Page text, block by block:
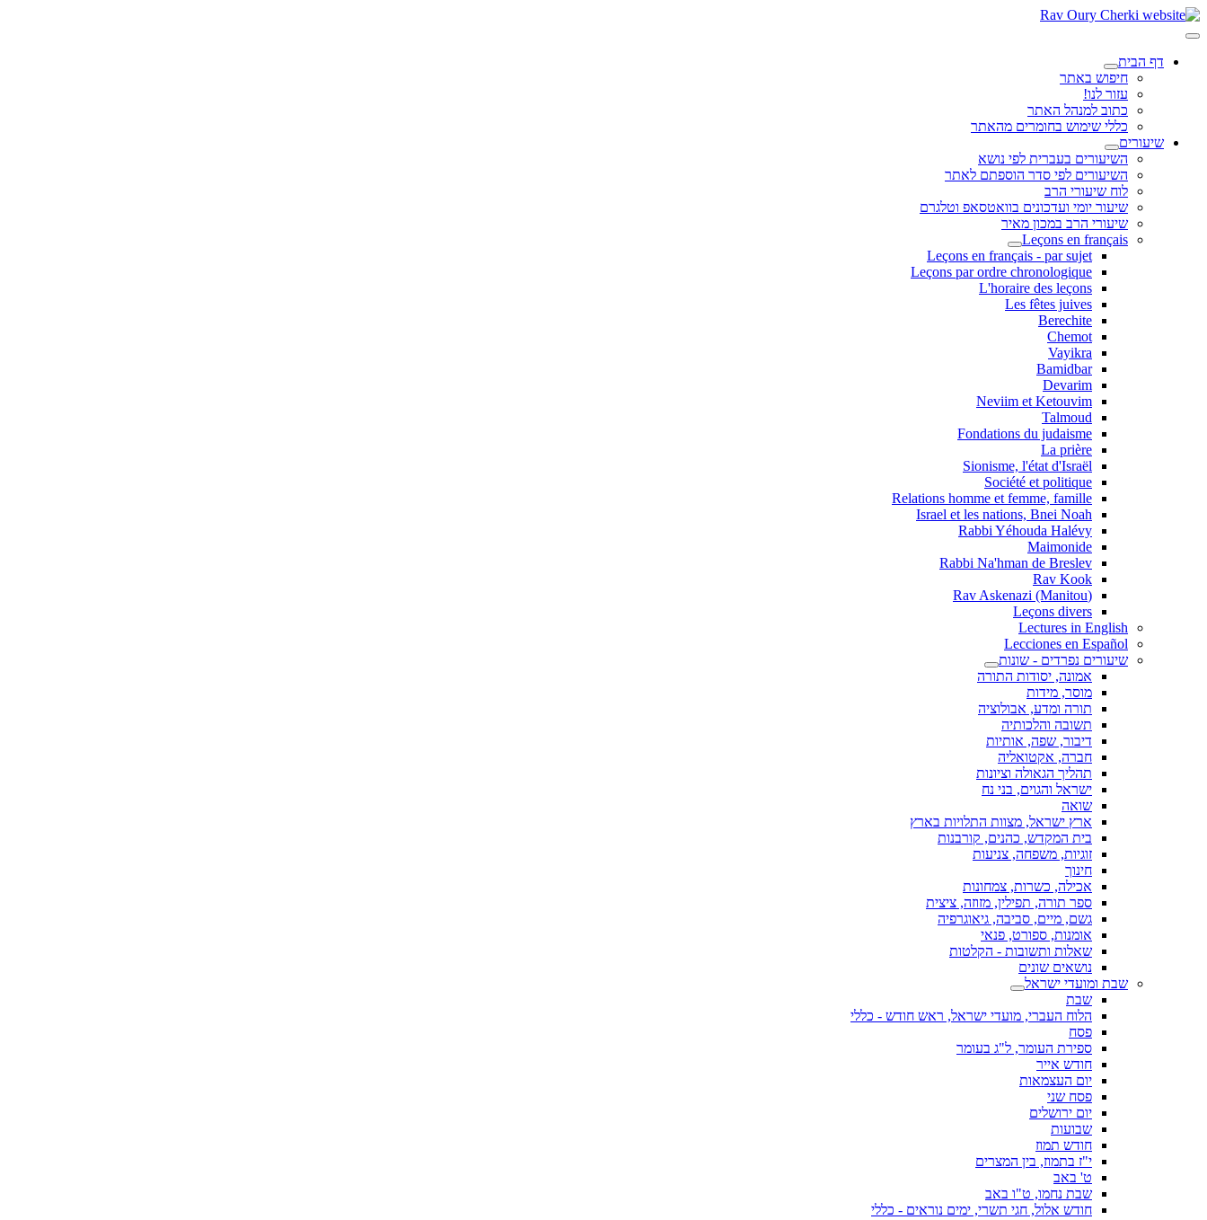
דף הבית
חיפוש באתר
עזור לנו!
כתוב למנהל האתר
כללי שימוש בחומרים מהאתר
שיעורים
השיעורים בעברית לפי נושא
השיעורים לפי סדר הוספתם לאתר
לוח שיעורי הרב
שיעור יומי ועדכונים בוואטסאפ וטלגרם
שיעורי הרב במכון מאיר
Leçons en français
Leçons en français - par sujet
Leçons par ordre chronologique
L'horaire des leçons
Les fêtes juives
Berechite
Chemot
Vayikra
Bamidbar
Devarim
Neviim et Ketouvim
Talmoud
Fondations du judaisme
La prière
Sionisme, l'état d'Israël
Société et politique
Relations homme et femme, famille
Israel et les nations, Bnei Noah
Rabbi Yéhouda Halévy
Maimonide
Rabbi Na'hman de Breslev
Rav Kook
(Rav Askenazi (Manitou
Leçons divers
Lectures in English
Lecciones en Español
שיעורים נפרדים - שונות
אמונה, יסודות התורה
מוסר, מידות
תורה ומדע, אבולוציה
תשובה והלכותיה
דיבור, שפה, אותיות
חברה, אקטואליה
תהליך הגאולה וציונות
ישראל והגוים, בני נח
שואה
ארץ ישראל, מצוות התלויות בארץ
בית המקדש, כהנים, קורבנות
זוגיות, משפחה, צניעות
חינוך
אכילה, כשרות, צמחונות
ספר תורה, תפילין, מזוזה, ציצית
גשם, מיים, סביבה, גיאוגרפיה
אומנות, ספורט, פנאי
שאלות ותשובות - הקלטות
נושאים שונים
שבת ומועדי ישראל
שבת
הלוח העברי, מועדי ישראל, ראש חודש - כללי
פסח
ספירת העומר, ל"ג בעומר
חודש אייר
יום העצמאות
פסח שני
יום ירושלים
שבועות
חודש תמוז
י"ז בתמוז, בין המצרים
ט' באב
שבת נחמו, ט"ו באב
חודש אלול, חגי תשרי, ימים נוראים - כללי